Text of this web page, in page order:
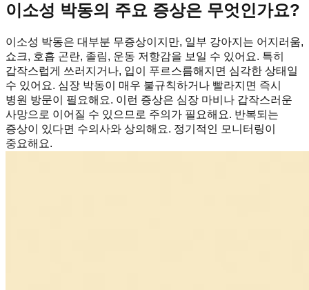
이소성 박동의 주요 증상은 무엇인가요?
이소성 박동은 대부분 무증상이지만, 일부 강아지는 어지러움,
쇼크, 호흡 곤란, 졸림, 운동 저항감을 보일 수 있어요. 특히
갑작스럽게 쓰러지거나, 입이 푸르스름해지면 심각한 상태일
수 있어요. 심장 박동이 매우 불규칙하거나 빨라지면 즉시
병원 방문이 필요해요. 이런 증상은 심장 마비나 갑작스러운
사망으로 이어질 수 있으므로 주의가 필요해요. 반복되는
증상이 있다면 수의사와 상의해요. 정기적인 모니터링이
중요해요.